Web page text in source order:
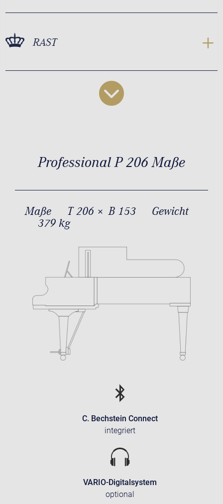
RAST
Professional P 206 Maße
Maße T 206 × B 153
Gewicht
379 kg
C. Bechstein Connect
integriert
VARIO-Digitalsystem
optional